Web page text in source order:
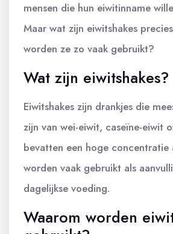
mensen die hun eiwitinname
Maar wat zijn eiwitshakes
worden ze zo vaak gebruikt?
Wat zijn eiwitshakes?
Eiwitshakes zijn drankjes die
zijn van wei-eiwit, caseïne-eiwit
bevatten een hoge concentratie
worden vaak gebruikt als
dagelijkse voeding.
Waarom worden